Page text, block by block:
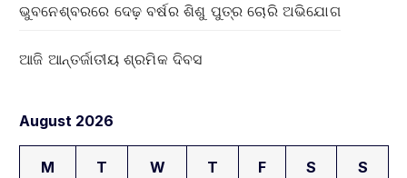
ଭୁବନେଶ୍ବରରେ ଦେଢ଼ ବର୍ଷର ଶିଶୁ ପୁତ୍ର ଚୋରି ଅଭିଯୋଗ
ଆଜି ଆନ୍ତର୍ଜାତୀୟ ଶ୍ରମିକ ଦିବସ
August 2026
M T W T F S S